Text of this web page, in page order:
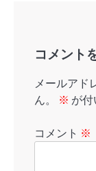
コメント
メールアド
ん。
※ が
コメント ※